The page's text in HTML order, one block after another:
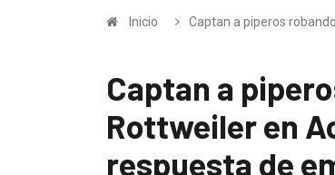
Inicio Captan a piperos
Captan a
Rottweiler en
respuesta de